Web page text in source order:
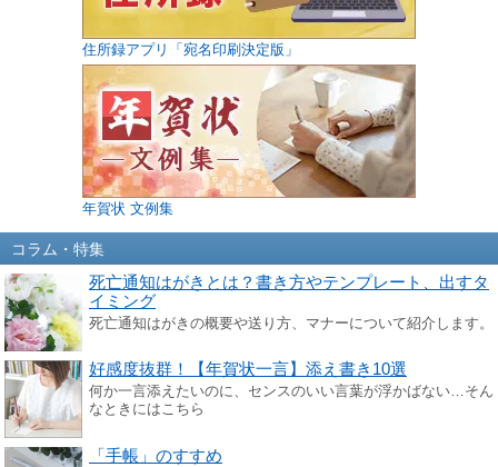
住所録アプリ「宛名印刷決定版」
年賀状 文例集
コラム・特集
死亡通知はがきとは？書き方やテンプレート、出すタ
イミング
死亡通知はがきの概要や送り方、マナーについて紹介します。
好感度抜群！【年賀状一言】添え書き10選
何か一言添えたいのに、センスのいい言葉が浮かばない…そん
なときにはこちら
「手帳」のすすめ